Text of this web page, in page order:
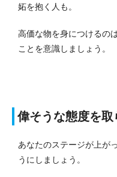
妬を抱く人も。
高価な物を身につけるの
ことを意識しましょう。
偉そうな態度を取
あなたのステージが上が
うにしましょう。